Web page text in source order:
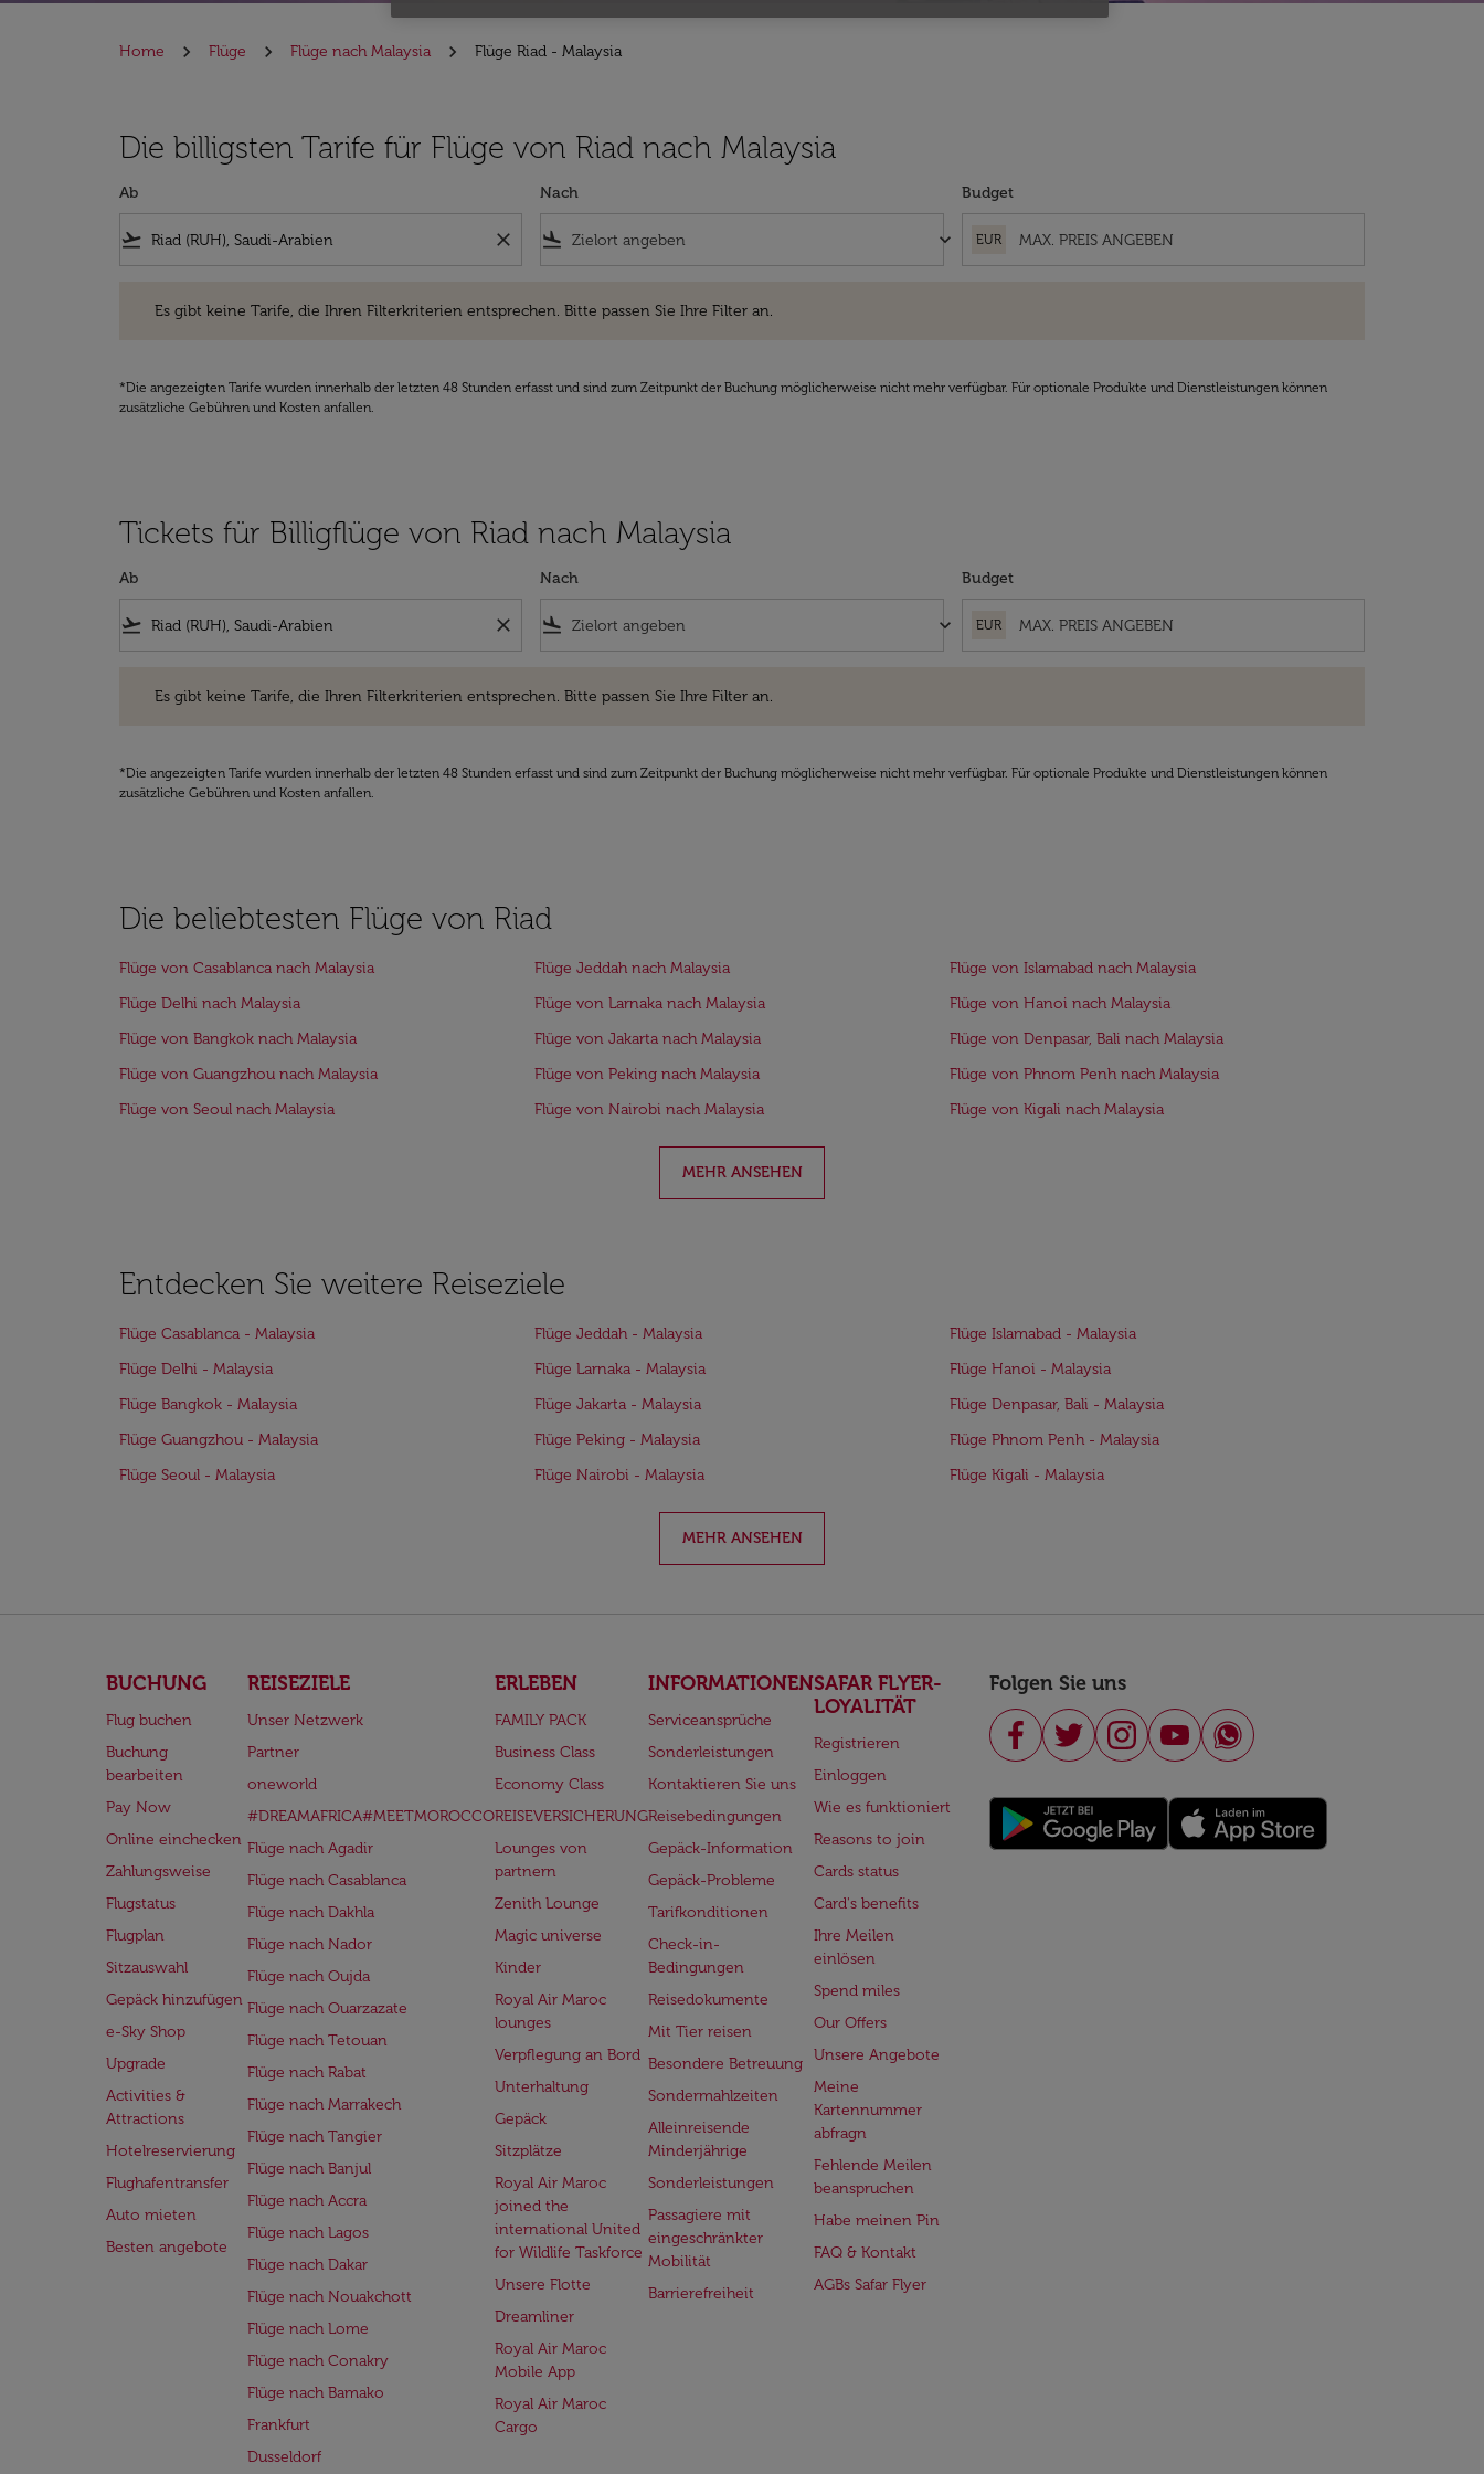
Home Flüge Flüge nach Malaysia Flüge Riad - Malaysia
Die billigsten Tarife für Flüge von Riad nach Malaysia
Ab
flight_takeoff close
Nach
flight_land keyboard_arrow_down
Budget
EUR
Es gibt keine Tarife, die Ihren Filterkriterien entsprechen. Bitte passen Sie Ihre Filter an.
*Die angezeigten Tarife wurden innerhalb der letzten 48 Stunden erfasst und sind zum Zeitpunkt der Buchung möglicherweise nicht mehr verfügbar. Für optionale Produkte und Dienstleistungen können
zusätzliche Gebühren und Kosten anfallen.
Tickets für Billigflüge von Riad nach Malaysia
Ab
flight_takeoff close
Nach
flight_land keyboard_arrow_down
Budget
EUR
Es gibt keine Tarife, die Ihren Filterkriterien entsprechen. Bitte passen Sie Ihre Filter an.
*Die angezeigten Tarife wurden innerhalb der letzten 48 Stunden erfasst und sind zum Zeitpunkt der Buchung möglicherweise nicht mehr verfügbar. Für optionale Produkte und Dienstleistungen können
zusätzliche Gebühren und Kosten anfallen.
Die beliebtesten Flüge von Riad
Flüge von Casablanca nach Malaysia Flüge Jeddah nach Malaysia
Flüge von Islamabad nach Malaysia
Flüge Delhi nach Malaysia
Flüge von Larnaka nach Malaysia
Flüge von Hanoi nach Malaysia
Flüge von Bangkok nach Malaysia
Flüge von Jakarta nach Malaysia
Flüge von Denpasar, Bali nach Malaysia
Flüge von Guangzhou nach Malaysia
Flüge von Peking nach Malaysia
Flüge von Phnom Penh nach Malaysia
Flüge von Seoul nach Malaysia
Flüge von Nairobi nach Malaysia Flüge von Kigali nach Malaysia
MEHR ANSEHEN
Entdecken Sie weitere Reiseziele
Flüge Casablanca - Malaysia Flüge Jeddah - Malaysia
Flüge Islamabad - Malaysia
Flüge Delhi - Malaysia
Flüge Larnaka - Malaysia
Flüge Hanoi - Malaysia
Flüge Bangkok - Malaysia
Flüge Jakarta - Malaysia
Flüge Denpasar, Bali - Malaysia
Flüge Guangzhou - Malaysia
Flüge Peking - Malaysia
Flüge Phnom Penh - Malaysia
Flüge Seoul - Malaysia
Flüge Nairobi - Malaysia Flüge Kigali - Malaysia
MEHR ANSEHEN
BUCHUNG
Flug buchen
Buchung
bearbeiten
Pay Now
Online einchecken
Zahlungsweise
Flugstatus
Flugplan
Sitzauswahl
Gepäck hinzufügen
e-Sky Shop
Upgrade
Activities &
Attractions
Hotelreservierung
Flughafentransfer
Auto mieten
Besten angebote
REISEZIELE
Unser Netzwerk
Partner
oneworld
#DREAMAFRICA#MEETMOROCCO
Flüge nach Agadir
Flüge nach Casablanca
Flüge nach Dakhla
Flüge nach Nador
Flüge nach Oujda
Flüge nach Ouarzazate
Flüge nach Tetouan
Flüge nach Rabat
Flüge nach Marrakech
Flüge nach Tangier
Flüge nach Banjul
Flüge nach Accra
Flüge nach Lagos
Flüge nach Dakar
Flüge nach Nouakchott
Flüge nach Lome
Flüge nach Conakry
Flüge nach Bamako
Frankfurt
Dusseldorf
ERLEBEN
FAMILY PACK
Business Class
Economy Class
REISEVERSICHERUNG
Lounges von
partnern
Zenith Lounge
Magic universe
Kinder
Royal Air Maroc
lounges
Verpflegung an Bord
Unterhaltung
Gepäck
Sitzplätze
Royal Air Maroc
joined the
international United
for Wildlife Taskforce
Unsere Flotte
Dreamliner
Royal Air Maroc
Mobile App
Royal Air Maroc
Cargo
INFORMATIONEN
Serviceansprüche
Sonderleistungen
Kontaktieren Sie uns
Reisebedingungen
Gepäck-Information
Gepäck-Probleme
Tarifkonditionen
Check-in-
Bedingungen
Reisedokumente
Mit Tier reisen
Besondere Betreuung
Sondermahlzeiten
Alleinreisende
Minderjährige
Sonderleistungen
Passagiere mit
eingeschränkter
Mobilität
Barrierefreiheit
SAFAR FLYER-
LOYALITÄT
Registrieren
Einloggen
Wie es funktioniert
Reasons to join
Cards status
Card's benefits
Ihre Meilen
einlösen
Spend miles
Our Offers
Unsere Angebote
Meine
Kartennummer
abfragn
Fehlende Meilen
beanspruchen
Habe meinen Pin
FAQ & Kontakt
AGBs Safar Flyer
Folgen Sie uns